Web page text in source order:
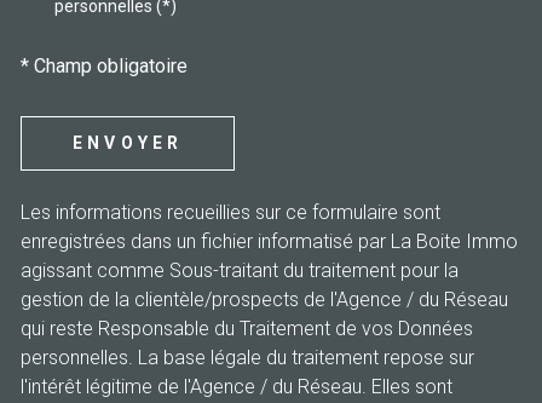
personnelles (*)
* Champ obligatoire
ENVOYER
Les informations recueillies sur ce formulaire sont
enregistrées dans un fichier informatisé par La Boite Immo
agissant comme Sous-traitant du traitement pour la
gestion de la clientèle/prospects de l'Agence / du Réseau
qui reste Responsable du Traitement de vos Données
personnelles. La base légale du traitement repose sur
l'intérêt légitime de l'Agence / du Réseau. Elles sont